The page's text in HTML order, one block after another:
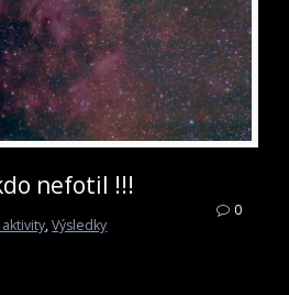
nefotil !!!
,Výsledky
0